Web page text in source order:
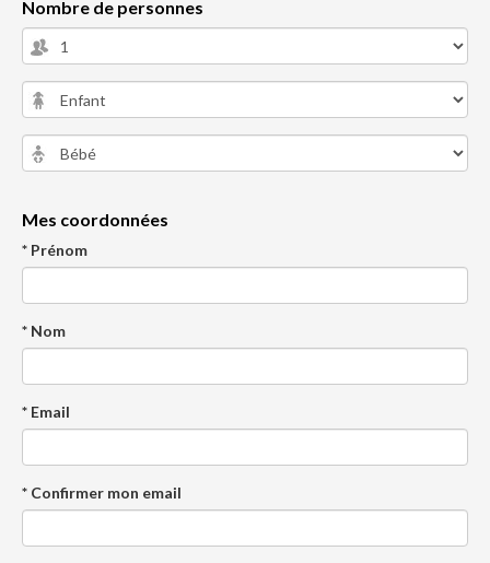
Nombre de personnes
Mes coordonnées
* Prénom
* Nom
* Email
* Confirmer mon email